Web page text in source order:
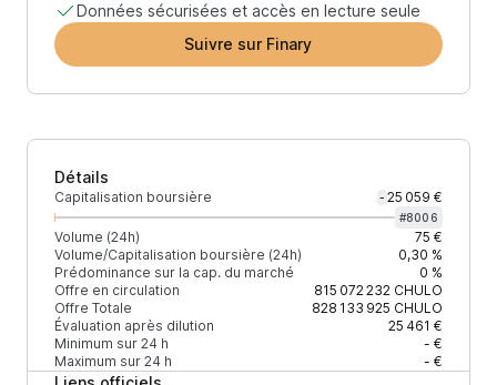
Données sécurisées et accès en lecture seule
Suivre sur Finary
Détails
Capitalisation boursière - 25 059 €
#8006
Volume (24h)
75 €
Volume/Capitalisation boursière (24h)
0,30 %
Prédominance sur la cap. du marché
0 %
Offre en circulation
815 072 232CHULO
Offre Totale
828 133 925 CHULO
Évaluation après dilution
25 461 €
Minimum sur 24 h
- €
Maximum sur 24 h
- €